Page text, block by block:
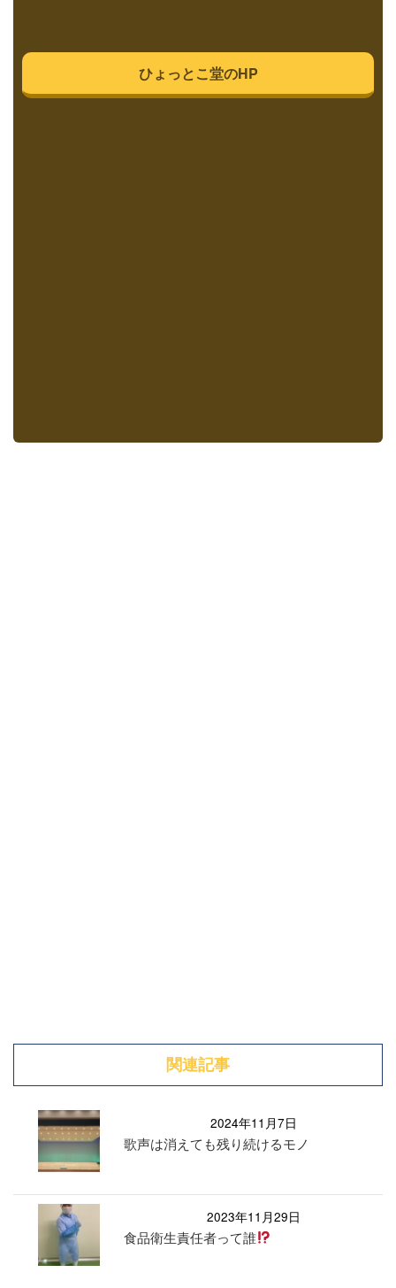
ひょっとこ堂のHP
関連記事
2024年11月7日
歌声は消えても残り続けるモノ
2023年11月29日
食品衛生責任者って誰